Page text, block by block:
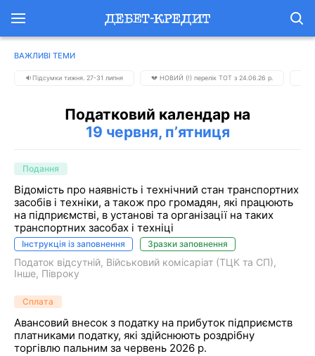
ВАЖЛИВІ ТЕМИ
🔉Підсумки тижня. 27-31 липня 💔 НОВИЙ (!) перелік ТОТ з 24.06.26 р.
Податковий календар на
19 червня, пʼятниця
Подання
Відомість про наявність і технічний стан транспортних
засобів і техніки, а також про громадян, які працюють
на підприємстві, в установі та організації на таких
транспортних засобах і техніці
Інструкція із заповнення Зразки заповнення
Податок відсутній Військовий комісаріат (ТЦК та СП)
Інше Півроку
Сплата
Авансовий внесок з податку на прибуток підприємств
платниками податку, які здійснюють роздрібну
торгівлю пальним за червень 2026 р.